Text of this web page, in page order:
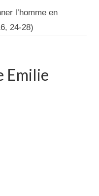
l’homme en
24-28)
Emilie